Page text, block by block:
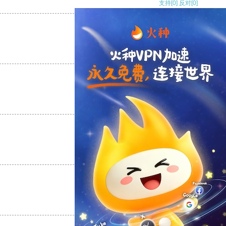
支持[0] 反对[0]
支持[0] 反对
支持
反对 [0]
支持[0] 反对[0]